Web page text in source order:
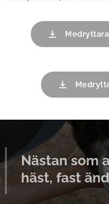
Nästan som
häst, fast